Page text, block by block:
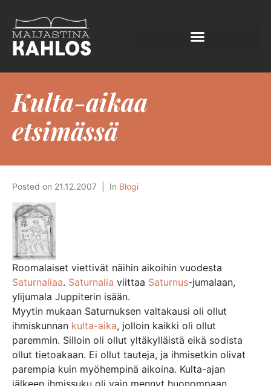
Kulta-aikaa
etsimässä
Posted on 21.12.2007 In Blogi
Roomalaiset viettivät näihin aikoihin vuodesta
Saturnaliaa. Saturnalia viittaa Saturnus-jumalaan,
ylijumala Juppiterin isään.
Myytin mukaan Saturnuksen valtakausi oli ollut
ihmiskunnan kulta-aika, jolloin kaikki oli ollut
paremmin. Silloin oli ollut yltäkylläistä eikä sodista
ollut tietoakaan. Ei ollut tauteja, ja ihmisetkin olivat
parempia kuin myöhempinä aikoina. Kulta-ajan
jälkeen ihmissuku oli vain mennyt huonompaan